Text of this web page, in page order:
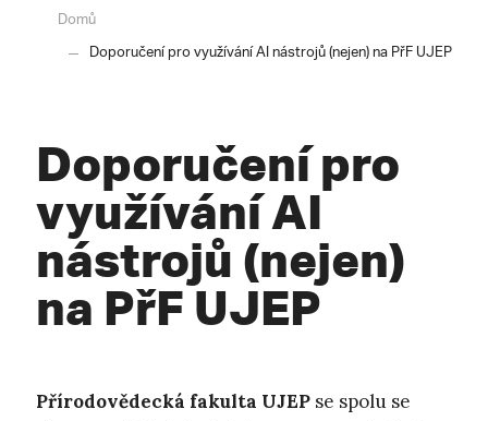
Domů
Doporučení pro využívání AI nástrojů (nejen) na PřF UJEP
Doporučení pro
využívání AI
nástrojů (nejen)
na PřF UJEP
Přírodovědecká fakulta UJEP se spolu se